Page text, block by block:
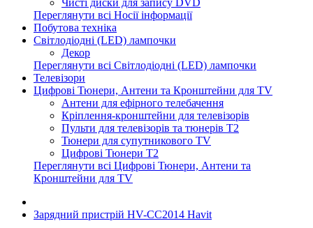
Чисті диски для запису DVD
Переглянути всі Носії інформації
Побутова техніка
Світлодіодні (LED) лампочки
Декор
Переглянути всі Світлодіодні (LED) лампочки
Телевізори
Цифрові Тюнери, Антени та Кронштейни для TV
Антени для ефірного телебачення
Кріплення-кронштейни для телевізорів
Пульти для телевізорів та тюнерів T2
Тюнери для супутникового TV
Цифрові Тюнери T2
Переглянути всі Цифрові Тюнери, Антени та
Кронштейни для TV
Зарядний пристрій HV-CC2014 Havit